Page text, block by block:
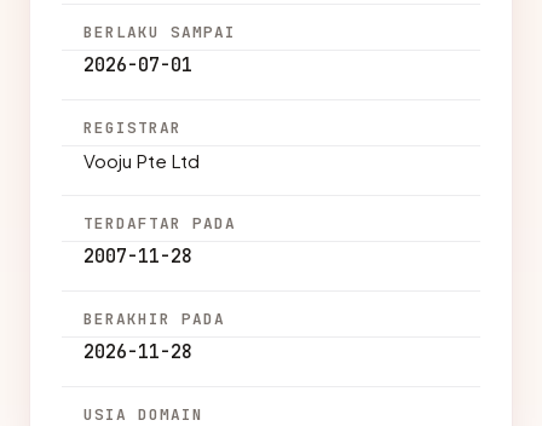
BERLAKU SAMPAI
2026-07-01
REGISTRAR
Vooju Pte Ltd
TERDAFTAR PADA
2007-11-28
BERAKHIR PADA
2026-11-28
USIA DOMAIN